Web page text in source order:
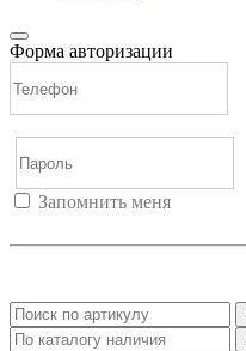
Форма авторизации
Запомнить меня